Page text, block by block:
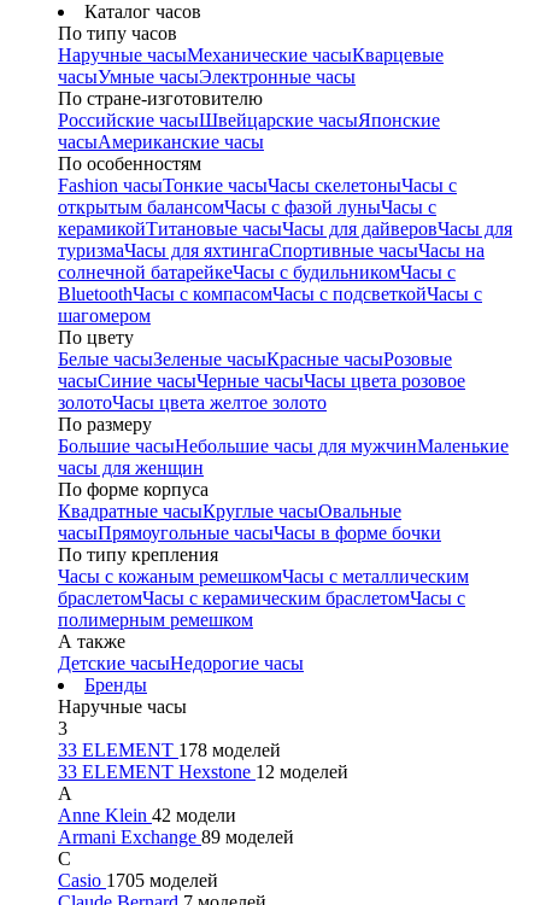
Каталог часов
По типу часов
Наручные часыМеханические часыКварцевые
часыУмные часыЭлектронные часы
По стране-изготовителю
Российские часыШвейцарские часыЯпонские
часыАмериканские часы
По особенностям
Fashion часыТонкие часыЧасы скелетоныЧасы с
открытым балансомЧасы с фазой луныЧасы с
керамикойТитановые часыЧасы для дайверовЧасы для
туризмаЧасы для яхтингаСпортивные часыЧасы на
солнечной батарейкеЧасы с будильникомЧасы с
BluetoothЧасы с компасомЧасы с подсветкойЧасы с
шагомером
По цвету
Белые часыЗеленые часыКрасные часыРозовые
часыСиние часыЧерные часыЧасы цвета розовое
золотоЧасы цвета желтое золото
По размеру
Большие часыНебольшие часы для мужчинМаленькие
часы для женщин
По форме корпуса
Квадратные часыКруглые часыОвальные
часыПрямоугольные часыЧасы в форме бочки
По типу крепления
Часы с кожаным ремешкомЧасы с металлическим
браслетомЧасы с керамическим браслетомЧасы с
полимерным ремешком
А также
Детские часыНедорогие часы
Бренды
Наручные часы
3
33 ELEMENT 178 моделей
33 ELEMENT Hexstone 12 моделей
A
Anne Klein 42 модели
Armani Exchange 89 моделей
C
Casio 1705 моделей